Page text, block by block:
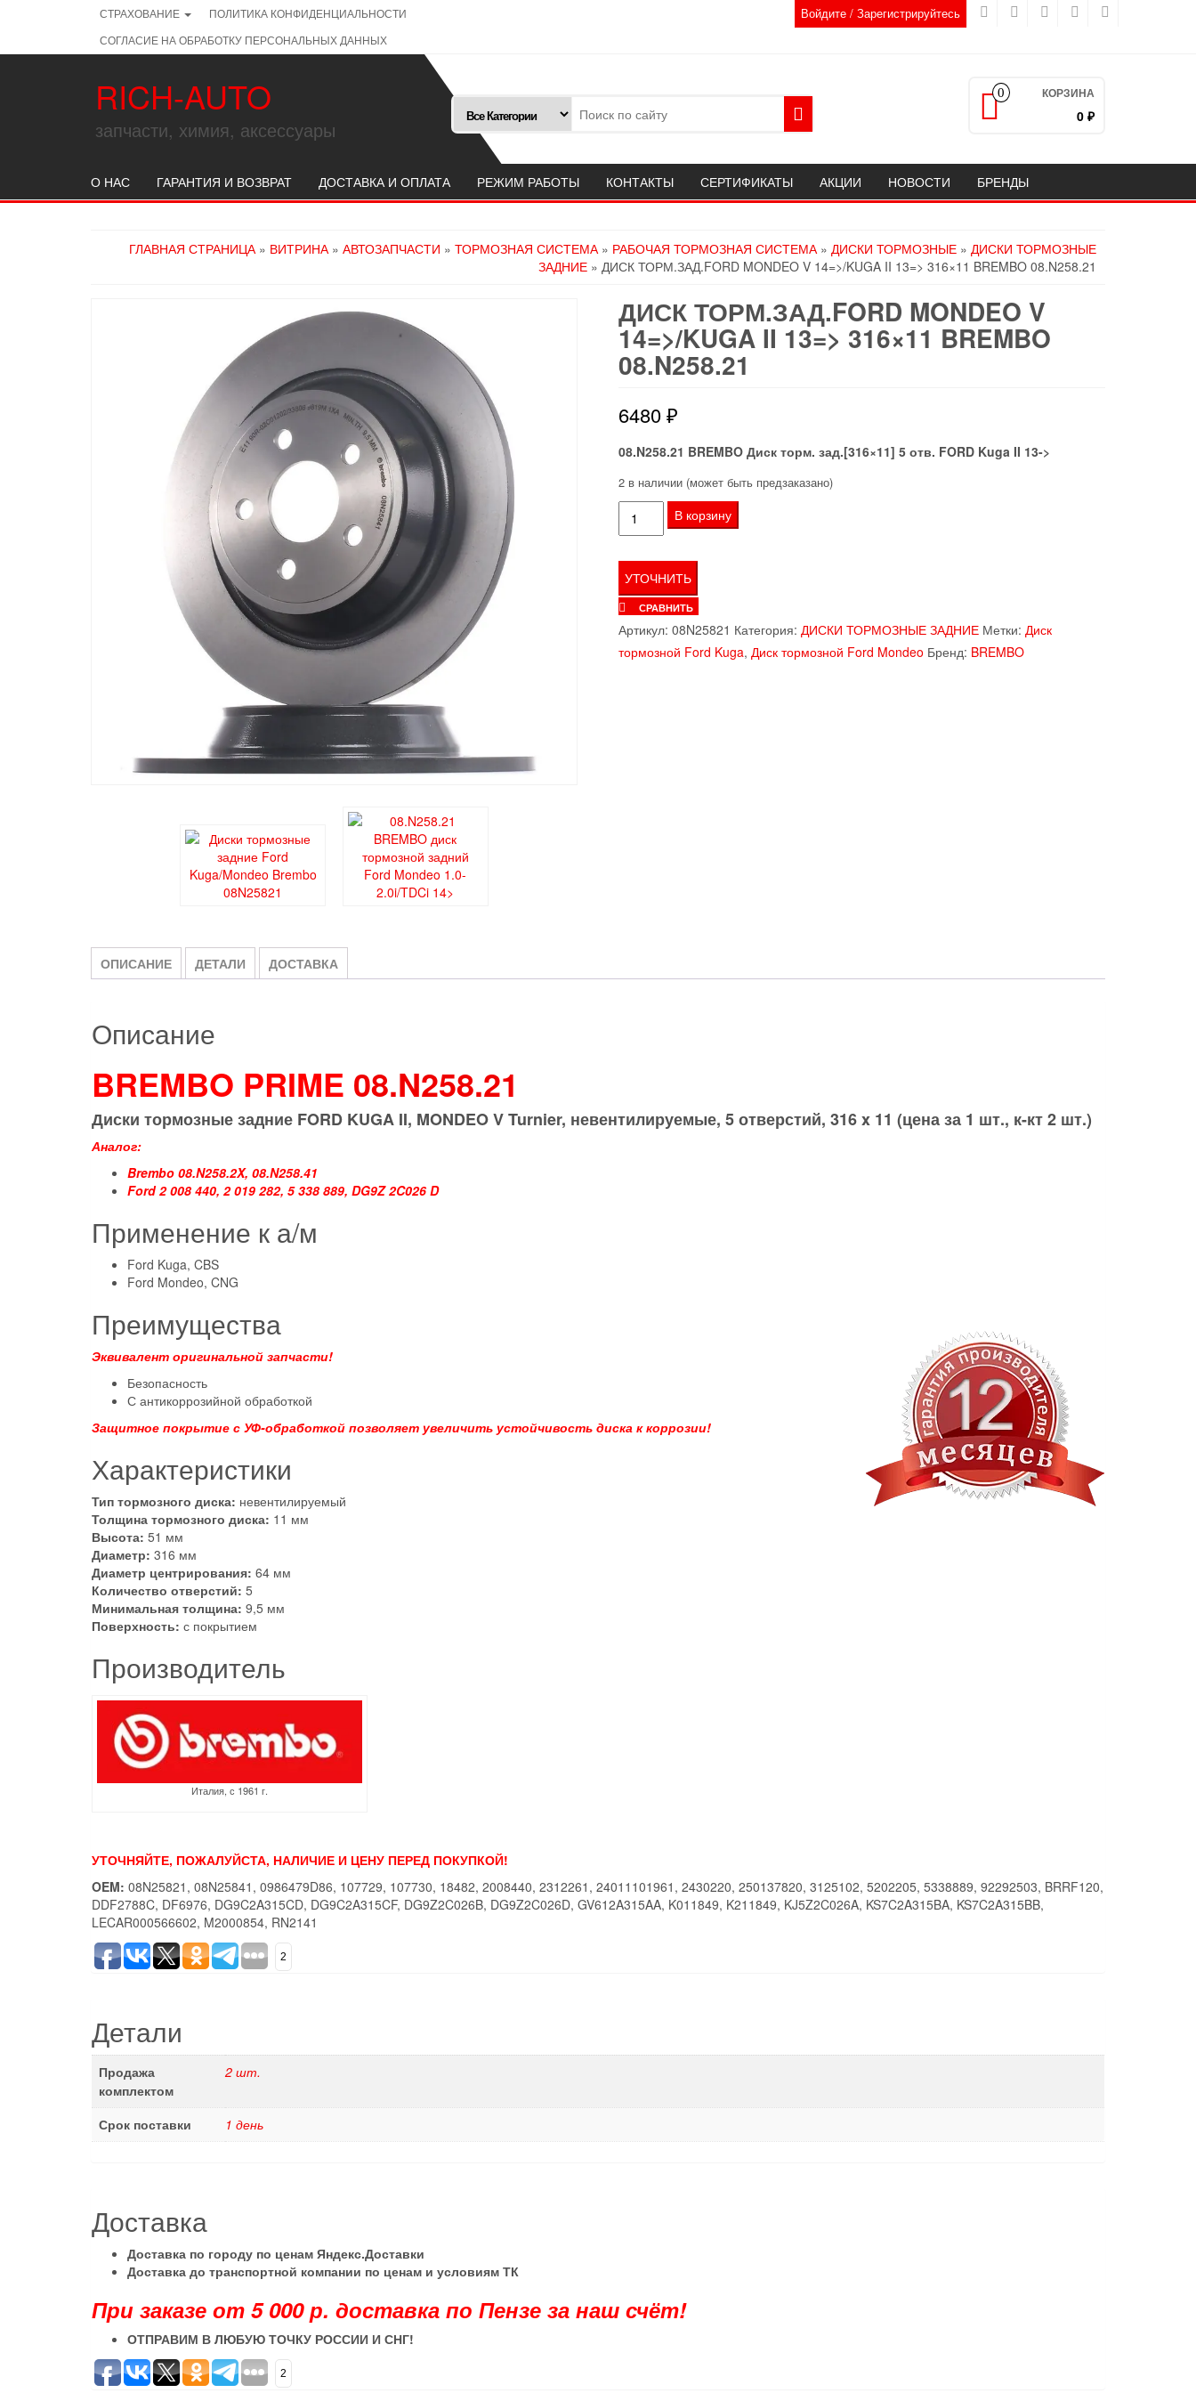
СТРАХОВАНИЕ
ПОЛИТИКА КОНФИДЕНЦИАЛЬНОСТИ
СОГЛАСИЕ НА ОБРАБОТКУ ПЕРСОНАЛЬНЫХ ДАННЫХ
Войдите / Зарегистрируйтесь
RICH-AUTO
запчасти, химия, аксессуары
0 КОРЗИНА
0 ₽
О НАС ГАРАНТИЯ И ВОЗВРАТ ДОСТАВКА И ОПЛАТА РЕЖИМ РАБОТЫ КОНТАКТЫ СЕРТИФИКАТЫ АКЦИИ НОВОСТИ БРЕНДЫ
ГЛАВНАЯ СТРАНИЦА» ВИТРИНА» АВТОЗАПЧАСТИ » ТОРМОЗНАЯ СИСТЕМА» РАБОЧАЯ ТОРМОЗНАЯ СИСТЕМА» ДИСКИ ТОРМОЗНЫЕ » ДИСКИ ТОРМОЗНЫЕ
ЗАДНИЕ » ДИСК ТОРМ.ЗАД.FORD MONDEO V 14=>/KUGA II 13=> 316×11 BREMBO 08.N258.21
ДИСК ТОРМ.ЗАД.FORD MONDEO V
14=>/KUGA II 13=> 316×11 BREMBO
08.N258.21
6480₽
08.N258.21 BREMBO Диск торм. зад.[316×11] 5 отв. FORD Kuga II 13->
2 в наличии (может быть предзаказано)
Количество
товара
торм.зад.FORD
MONDEO
V
14=>/KUGA
В корзину
СРАВНИТЬ
Артикул: 08N25821 Категория: ДИСКИ ТОРМОЗНЫЕ ЗАДНИЕ Метки: Диск
тормозной Ford Kuga, Диск тормозной Ford Mondeo Бренд: BREMBO
ОПИСАНИЕ ДЕТАЛИ ДОСТАВКА
Описание
BREMBO PRIME 08.N258.21
Диски тормозные задние FORD KUGA II, MONDEO V Turnier, невентилируемые, 5 отверстий, 316x 11 (цена за 1 шт., к-кт 2 шт.)
Аналог:
Brembo 08.N258.2X, 08.N258.41
Ford 2 008 440, 2 019 282, 5 338 889, DG9Z 2C026 D
Применение к а/м
Ford Kuga, CBS
Ford Mondeo, CNG
Преимущества
Эквивалент оригинальной запчасти!
Безопасность
С антикоррозийной обработкой
Защитное покрытие с УФ-обработкой позволяет увеличить устойчивость диска к коррозии!
Характеристики
Тип тормозного диска: невентилируемый
Толщина тормозного диска: 11 мм
Высота: 51 мм
Диаметр: 316 мм
Диаметр центрирования: 64 мм
Количество отверстий: 5
Минимальная толщина: 9,5 мм
Поверхность: с покрытием
Производитель
Италия, с 1961 г.
УТОЧНЯЙТЕ, ПОЖАЛУЙСТА, НАЛИЧИЕ И ЦЕНУ ПЕРЕД ПОКУПКОЙ!
OEM: 08N25821, 08N25841, 0986479D86, 107729, 107730, 18482, 2008440, 2312261, 24011101961, 2430220, 250137820, 3125102, 5202205, 5338889, 92292503, BRRF120,
DDF2788C, DF6976, DG9C2A315CD, DG9C2A315CF, DG9Z2C026B, DG9Z2C026D, GV612A315AA, K011849, K211849, KJ5Z2C026A, KS7C2A315BA, KS7C2A315BB,
LECAR000566602, M2000854, RN2141
2
Детали
Продажа
комплектом
2 шт.
Срок поставки 1 день
Доставка
Доставка по городу по ценам Яндекс.Доставки
Доставка до транспортной компании по ценам и условиям ТК
При заказе от 5 000 р. доставка по Пензе за наш счёт!
ОТПРАВИМ В ЛЮБУЮ ТОЧКУ РОССИИ И СНГ!
2